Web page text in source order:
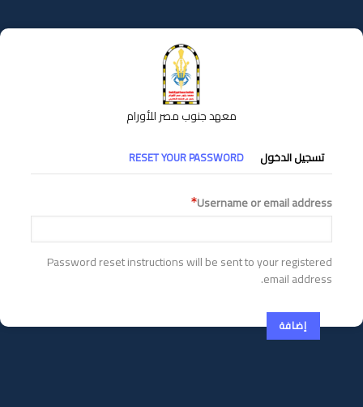
إلى
المحتوى
معهد جنوب مصر للأورام
التبويبات
الأساسية
تسجيل الدخول RESET YOUR PASSWORD
Username or email address
Password reset instructions will be sent to your registered
email address.